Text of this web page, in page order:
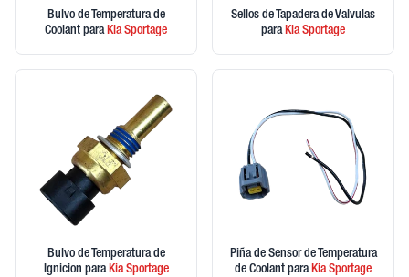
Bulvo de Temperatura de
Coolant paraKiaSportage
Sellos de Tapadera de Valvulas
paraKiaSportage
Bulvo de Temperatura de
Ignicion paraKiaSportage
Piña de Sensor de Temperatura
de Coolant paraKiaSportage